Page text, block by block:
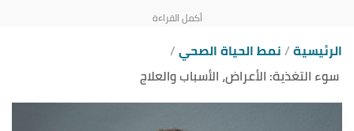
الرئيسية نمط الحياة الصحي
سوء التغذية: الأعراض، الأسباب والعلاج